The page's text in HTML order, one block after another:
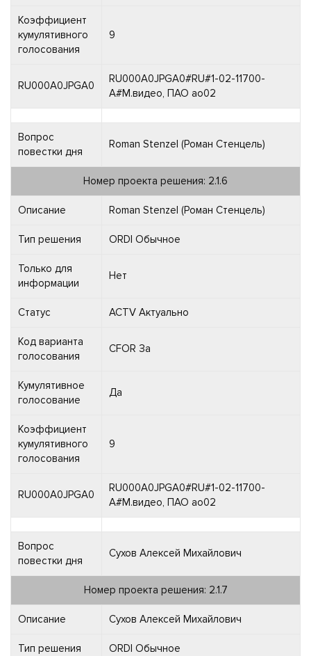
Коэффициент
кумулятивного
голосования
9
RU000A0JPGA0
RU000A0JPGA0#RU#1-02-11700-
A#М.видео, ПАО ао02
Вопрос
повестки дня
Roman Stenzel (Роман Стенцель)
Номер проекта решения: 2.1.6
Описание Roman Stenzel (Роман Стенцель)
Тип решения ORDI Обычное
Только для
информации
Нет
Статус ACTV Актуально
Код варианта
голосования
CFOR За
Кумулятивное
голосование
Да
Коэффициент
кумулятивного
голосования
9
RU000A0JPGA0
RU000A0JPGA0#RU#1-02-11700-
A#М.видео, ПАО ао02
Вопрос
повестки дня
Сухов Алексей Михайлович
Номер проекта решения: 2.1.7
Описание Сухов Алексей Михайлович
Тип решения ORDI Обычное